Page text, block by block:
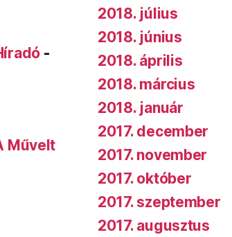
-
Művelt
2018. július
2018. június
2018. április
2018. március
2018. január
2017. december
2017. november
2017. október
2017. szeptember
2017. augusztus